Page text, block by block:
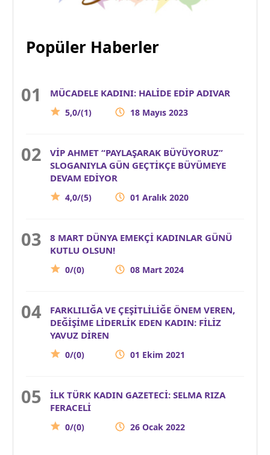
Popüler Haberler
MÜCADELE KADINI: HALİDE EDİP ADIVAR
5,0/(1) 18 Mayıs 2023
VİP AHMET “PAYLAŞARAK BÜYÜYORUZ”
SLOGANIYLA GÜN GEÇTİKÇE BÜYÜMEYE
DEVAM EDİYOR
4,0/(5) 01 Aralık 2020
8 MART DÜNYA EMEKÇİ KADINLAR GÜNÜ
KUTLU OLSUN!
0/(0) 08 Mart 2024
FARKLILIĞA VE ÇEŞİTLİLİĞE ÖNEM VEREN,
DEĞİŞİME LİDERLİK EDEN KADIN: FİLİZ
YAVUZ DİREN
0/(0) 01 Ekim 2021
İLK TÜRK KADIN GAZETECİ: SELMA RIZA
FERACELİ
0/(0) 26 Ocak 2022